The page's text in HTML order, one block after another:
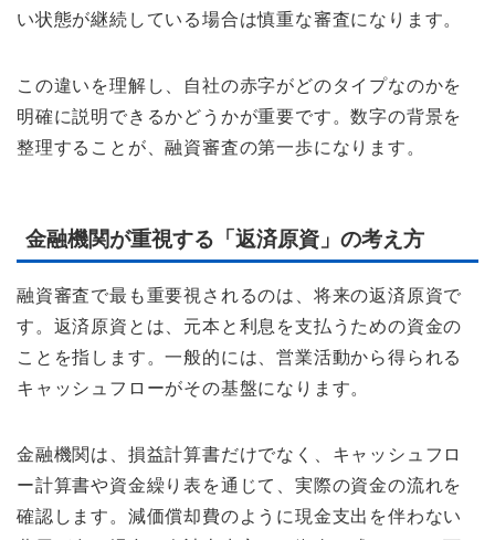
い状態が継続している場合は慎重な審査になります。
この違いを理解し、自社の赤字がどのタイプなのかを
明確に説明できるかどうかが重要です。数字の背景を
整理することが、融資審査の第一歩になります。
金融機関が重視する「返済原資」の考え方
融資審査で最も重要視されるのは、将来の返済原資で
す。返済原資とは、元本と利息を支払うための資金の
ことを指します。一般的には、営業活動から得られる
キャッシュフローがその基盤になります。
金融機関は、損益計算書だけでなく、キャッシュフロ
ー計算書や資金繰り表を通じて、実際の資金の流れを
確認します。減価償却費のように現金支出を伴わない